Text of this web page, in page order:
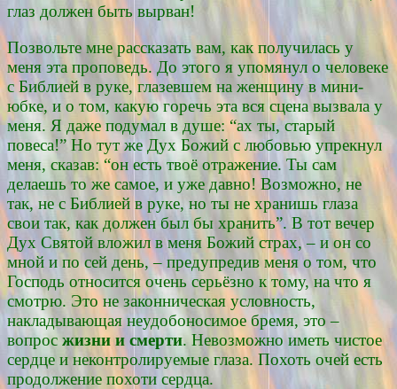
глаз должен быть вырван!
Позвольте мне рассказать вам, как получилась у
меня эта проповедь. До этого я упомянул о человеке
с Библией в руке, глазевшем на женщину в мини-
юбке, и о том, какую горечь эта вся сцена вызвала у
меня. Я даже подумал в душе: “ах ты, старый
повеса!” Но тут же Дух Божий с любовью упрекнул
меня, сказав: “он есть твоё отражение. Ты сам
делаешь то же самое, и уже давно! Возможно, не
так, не с Библией в руке, но ты не хранишь глаза
свои так, как должен был бы хранить”. В тот вечер
Дух Святой вложил в меня Божий страх, – и он со
мной и по сей день, – предупредив меня о том, что
Господь относится очень серьёзно к тому, на что я
смотрю. Это не законническая условность,
накладывающая неудобоносимое бремя, это –
вопрос жизни и смерти. Невозможно иметь чистое
сердце и неконтролируемые глаза. Похоть очей есть
продолжение похоти сердца.